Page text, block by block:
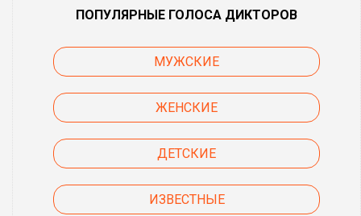
ПОПУЛЯРНЫЕ ГОЛОСА ДИКТОРОВ
МУЖСКИЕ
ЖЕНСКИЕ
ДЕТСКИЕ
ИЗВЕСТНЫЕ